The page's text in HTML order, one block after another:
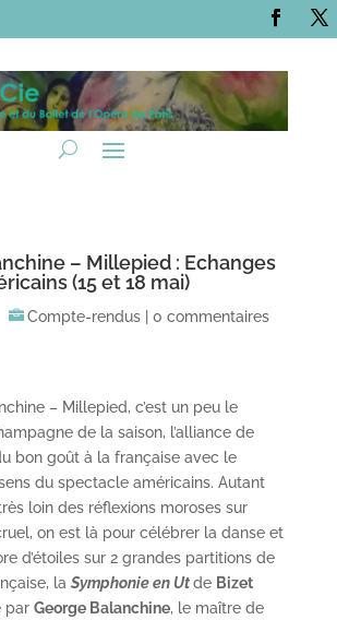
– Millepied : Echanges
(15 et 18 mai)
Compte-rendus| 0 commentaires
– Millepied, c’est un peu le
de la saison, l’alliance de
bon goût à la française avec le
du spectacle américains. Autant
loin des réflexions moroses sur
on est là pour célébrer la danse et
d’étoiles sur 2 grandes partitions de
la Symphonie en Ut de Bizet
par George Balanchine, le maître de